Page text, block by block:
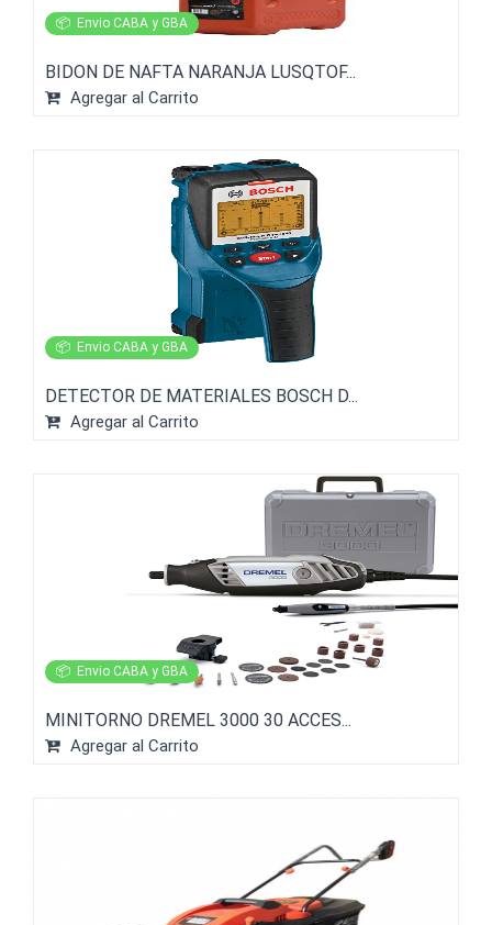
📦 Envio CABA y GBA
BIDON DE NAFTA NARANJA LUSQTOF...
Agregar al Carrito
📦 Envio CABA y GBA
DETECTOR DE MATERIALES BOSCH D...
Agregar al Carrito
📦 Envio CABA y GBA
MINITORNO DREMEL 3000 30 ACCES...
Agregar al Carrito